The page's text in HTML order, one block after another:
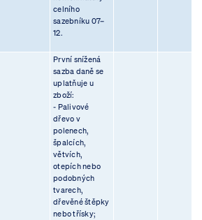
celního
sazebníku 07–
12.
První snížená
sazba daně se
uplatňuje u
zboží:
- Palivové
dřevo v
polenech,
špalcích,
větvích,
otepích nebo
podobných
tvarech,
dřevěné štěpky
nebo třísky;